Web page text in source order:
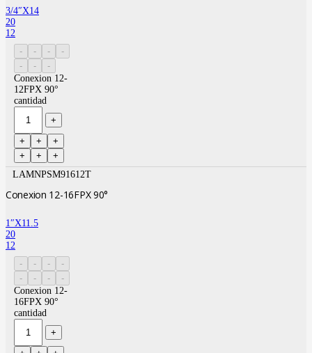
3/4″X14
20
12
Conexion 12-
12FPX 90°
cantidad
LAMNPSM91612T
Conexion 12-16FPX 90°
1″X11.5
20
12
Conexion 12-
16FPX 90°
cantidad